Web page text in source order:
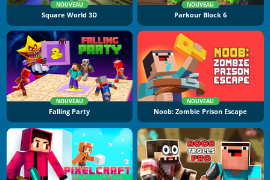
NOUVEAU
Square World 3D
NOUVEAU
Parkour Block 6
NOUVEAU
Falling Party
NOUVEAU
Noob: Zombie Prison Escape